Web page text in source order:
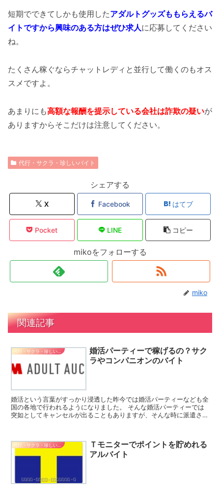
短期でできてしかも使用したアダルトグッズももらえるバ
イトですから興味のある方はぜひ求人に応募してください
ね。
たくさん稼ぐならチャットレディと並行して働くのもオス
スメですよ。
あまりにも高額な報酬を提示している会社は詐欺の疑いが
ありますからそこだけは注意してください。
代行・サクラ・珍しいバイト
シェアする
X Facebook はてブ
Pocket LINE コピー
mikoをフォローする
miko
関連記事
婚活パーティーで稼げるの？サク
ラやコンパニオンのバイト
婚活という言葉がすっかり浸透した昨今では婚活パーティーなども全
国の各地で行われるようになりました。 そんな婚活パーティーでは
突如としてキャンセルが出ることもありますが、そんな時に派遣され
Ｔモニターでポイントを貯めれる
アルバイト